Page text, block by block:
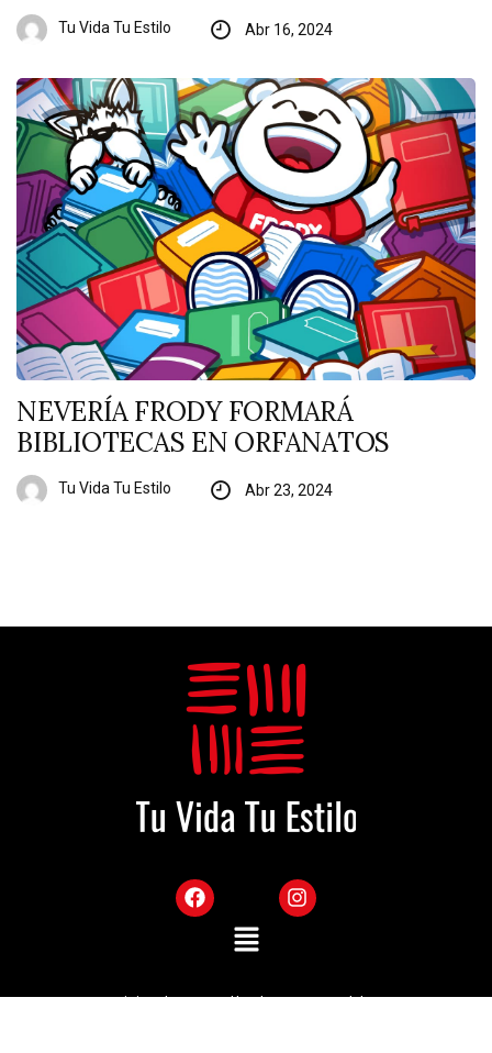
Tu Vida Tu Estilo Abr 16, 2024
NEVERÍA FRODY FORMARÁ
BIBLIOTECAS EN ORFANATOS
Tu Vida Tu Estilo Abr 23, 2024
Sitio desarrollado por Mekka